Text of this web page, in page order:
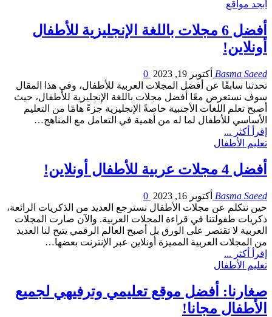
أبجد مواقع
أفضل 6 مجلات باللغة الإنجليزية للأطفال
أونلاين!
Basma Saeed أكتوبر 19, 2023
تحدثنا سابقًا عن أفضل المجلات العربية للأطفال، وفي هذا المقال
سوف نستعرض معًا أفضل مجلات باللغة الإنجليزية للأطفال، حيث
أصبح تعلم اللغات الأجنبية خاصةً الإنجليزية جزءً هامًا من التعليم
الأساسي للأطفال لما له من أهمية في التعامل مع المناهج…
إقرأ أكثر ...
تعليم الأطفال
أفضل 4 مجلات عربية للأطفال أونلاين!
Basma Saeed أكتوبر 16, 2023
حين نتكلم عن مجلات الأطفال نسترجع العديد من الذكريات الرائعة،
ذكريات طفولتنا في قراءة المجلات العربية. والآن صارت المجلات
العربية لا تقتصر على الورق بل أصبح العالم الرقمي يتيح لنا العديد
من المجلات العربية المميزة أونلاين عبر الإنترنت بعضها…
إقرأ أكثر ...
تعليم الأطفال
صغارنا: أفضل موقع تعليمي وترفيهي لجميع
الأطفال مجانا!